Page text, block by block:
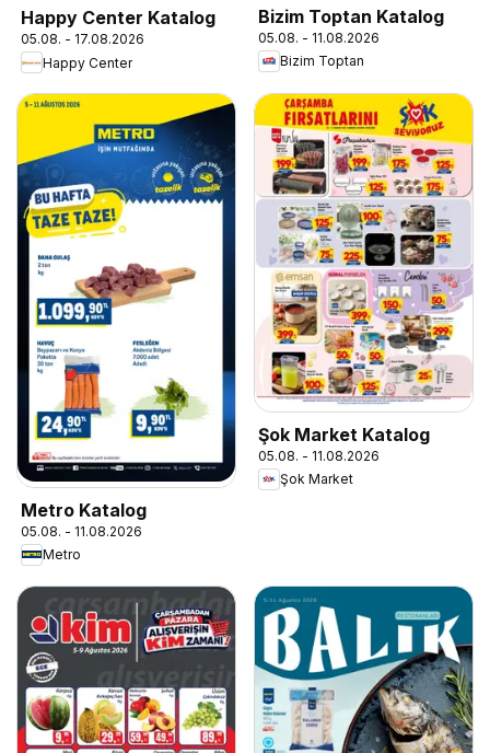
Happy Center Katalog
05.08. - 17.08.2026
Happy Center
Bizim Toptan Katalog
05.08. - 11.08.2026
Bizim Toptan
Metro Katalog
05.08. - 11.08.2026
Metro
Şok Market Katalog
05.08. - 11.08.2026
Şok Market